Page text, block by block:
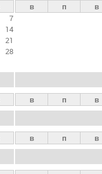
7
14
21
28
в п в
в п в
в п в